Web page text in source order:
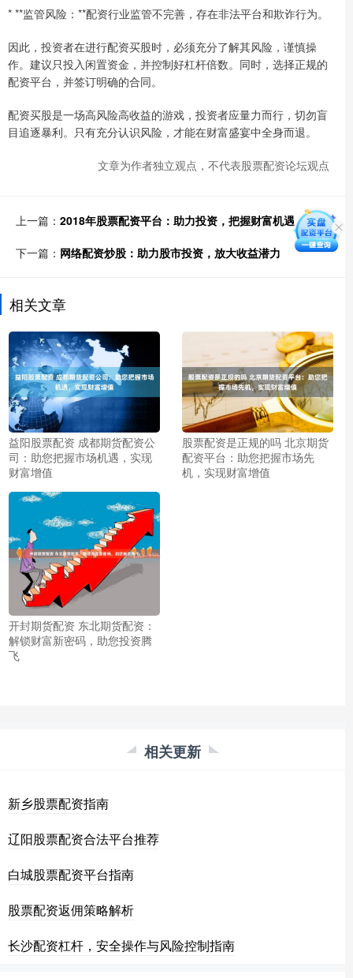
* **监管风险：**配资行业监管不完善，存在非法平台和欺诈行为。
因此，投资者在进行配资买股时，必须充分了解其风险，谨慎操
作。建议只投入闲置资金，并控制好杠杆倍数。同时，选择正规的
配资平台，并签订明确的合同。
配资买股是一场高风险高收益的游戏，投资者应量力而行，切勿盲
目追逐暴利。只有充分认识风险，才能在财富盛宴中全身而退。
文章为作者独立观点，不代表股票配资论坛观点
上一篇： 2018年股票配资平台：助力投资，把握财富机遇
下一篇： 网络配资炒股：助力股市投资，放大收益潜力
相关文章
益阳股票配资 成都期货配资公
司：助您把握市场机遇，实现
财富增值
股票配资是正规的吗 北京期货
配资平台：助您把握市场先
机，实现财富增值
开封期货配资 东北期货配资：
解锁财富新密码，助您投资腾
飞
相关更新
新乡股票配资指南
辽阳股票配资合法平台推荐
白城股票配资平台指南
股票配资返佣策略解析
长沙配资杠杆，安全操作与风险控制指南